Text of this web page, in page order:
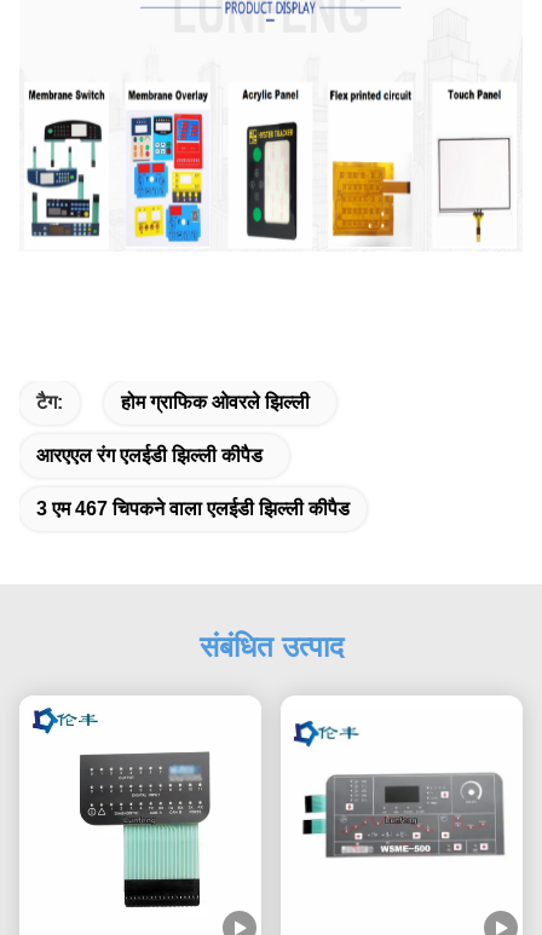
टैग: होम ग्राफिक ओवरले झिल्ली
आरएएल रंग एलईडी झिल्ली कीपैड
3 एम 467 चिपकने वाला एलईडी झिल्ली कीपैड
संबंधित उत्पाद